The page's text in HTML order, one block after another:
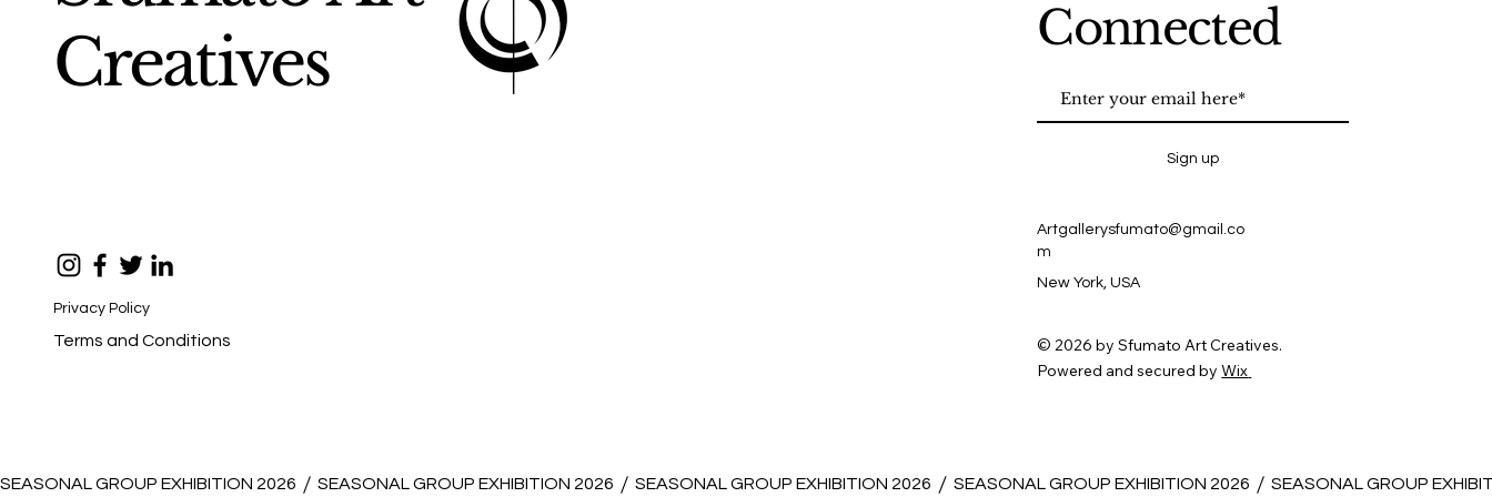
Creatives
Privacy Policy
Terms and Conditions
Connected
Sign up
Artgallerysfumato@gmail.co
m
New York, USA
© 2026 by Sfumato Art Creatives.
Powered and secured byWix
SEASONAL GROUP EXHIBITION 2026